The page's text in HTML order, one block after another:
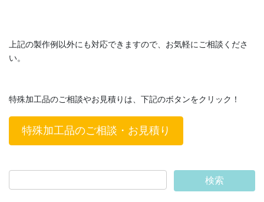
上記の製作例以外にも対応できますので、お気軽にご相談くださ
い。
特殊加工品のご相談やお見積りは、下記のボタンをクリック！
特殊加工品のご相談・お見積り